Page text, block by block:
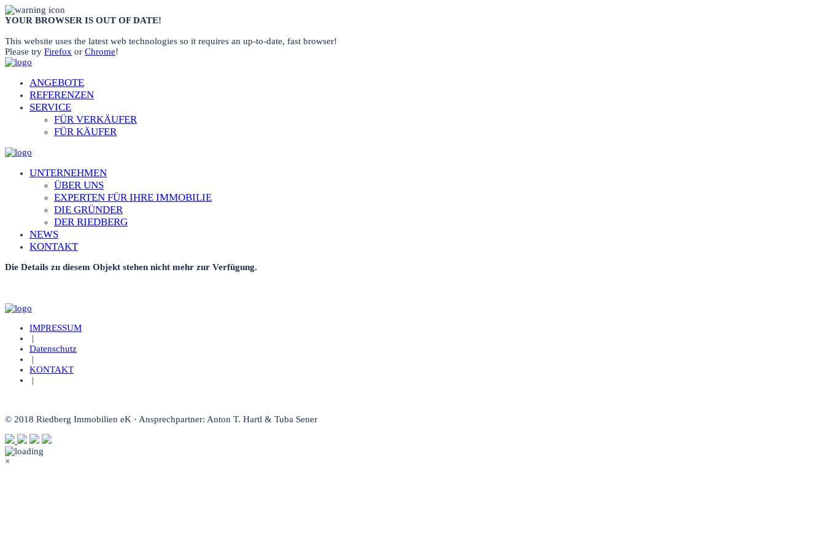
YOUR BROWSER IS OUT OF DATE!
This website uses the latest web technologies so it requires an up-to-date, fast browser!
Please try Firefox or Chrome!
ANGEBOTE
REFERENZEN
SERVICE
FÜR VERKÄUFER
FÜR KÄUFER
UNTERNEHMEN
ÜBER UNS
EXPERTEN FÜR IHRE IMMOBILIE
DIE GRÜNDER
DER RIEDBERG
NEWS
KONTAKT
Die Details zu diesem Objekt stehen nicht mehr zur Verfügung.
IMPRESSUM
|
Datenschutz
|
KONTAKT
|
© 2018 Riedberg Immobilien eK · Ansprechpartner: Anton T. Hartl & Tuba Sener
×